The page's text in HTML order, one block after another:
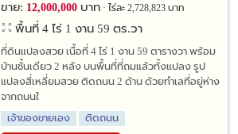
ขาย: 12,000,000บาท ไร่ละ 2,728,823 บาท
พื้นที่ 4 ไร่ 1 งาน 59 ตร.วา
ที่ดินแปลงสวย เนื้อที่ 4 ไร่ 1 งาน 59 ตารางวา พร้อม
บ้านชั้นเดียว 2 หลัง บนพื้นที่ที่ถมแล้วทั้งแปลง รูป
แปลงสี่เหลี่ยมสวย ติดถนน 2 ด้าน ด้วยทำเลที่อยู่ห่าง
จากถนนใ
เจ้าของขายเอง
ติดถนน